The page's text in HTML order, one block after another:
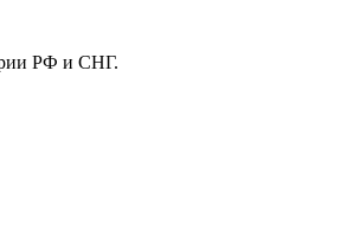
РФ и СНГ.